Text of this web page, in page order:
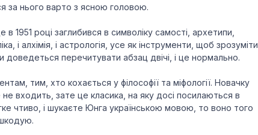
за нього варто з ясною головою.
в 1951 році заглибився в символіку самості, архетипи,
і алхімія, і астрологія, усе як інструменти, щоб зрозуміти,
перечитувати абзац двічі, і це нормально.
тим, хто кохається у філософії та міфології. Новачку
входить, зате це класика, на яку досі посилаються в
чтиво, і шукаєте Юнга українською мовою, то воно того
шкодую.